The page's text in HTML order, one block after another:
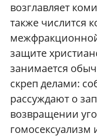
возглавляет
также числится
защите
занимается
скреп делами:
рассуждают о
возвращении
гомосексуализм